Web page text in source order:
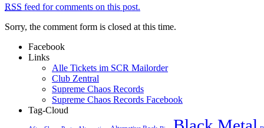
Abendkasse,
Running
Order
RSS feed for comments on this post.
Sorry, the comment form is closed at this time.
Facebook
Links
Alle Tickets im SCR Mailorder
Club Zentral
Supreme Chaos Records
Supreme Chaos Records Facebook
Tag-Cloud